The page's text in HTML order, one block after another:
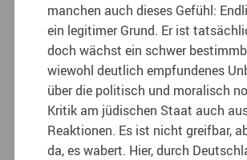
manchen auch dieses Gefühl:
ein legitimer Grund. Er ist
doch wächst ein schwer
wiewohl deutlich empfundenes
über die politisch und moralisch
Kritik am jüdischen Staat auch
Reaktionen. Es ist nicht greifbar,
da, es wabert. Hier, durch